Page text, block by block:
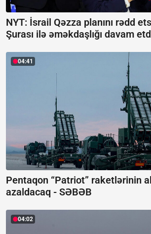
NYT: İsrail Qəzza planını rədd
Şurası ilə əməkdaşlığı davam
04:41
Pentaqon “Patriot” raketlərinin
azaldacaq - SƏBƏB
04:02